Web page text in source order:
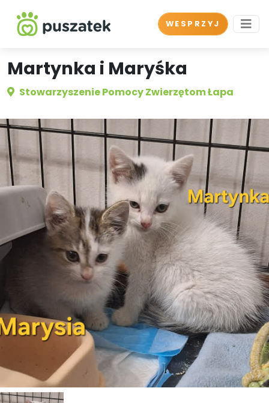
WESPRZYJ
Martynka i Maryśka
Stowarzyszenie Pomocy Zwierzętom Łapa